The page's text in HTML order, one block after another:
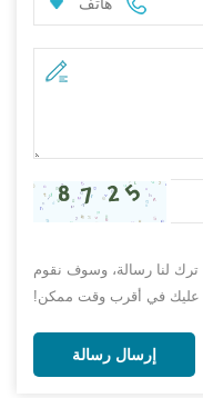
ترك لنا رسالة، وسوف نقوم
عليك في أقرب وقت ممكن!
إرسال رسالة